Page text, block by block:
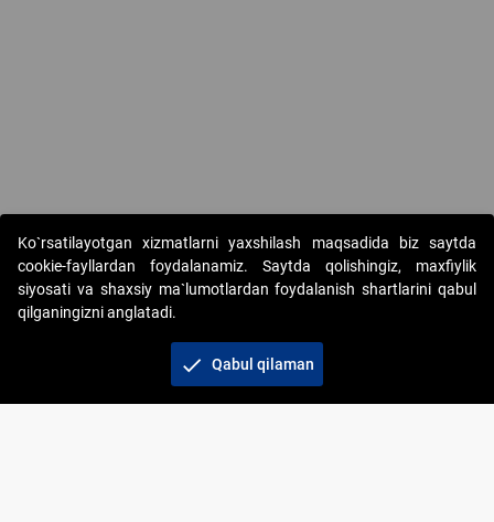
Copyright © 2017-2026. "Elektron onlayn-auksionlarni
tashkil etish" AJ. Barcha huquqlar himoyalangan
Ko`rsatilayotgan xizmatlarni yaxshilash maqsadida biz saytda
cookie-fayllardan foydalanamiz. Saytda qolishingiz, maxfiylik
siyosati va shaxsiy ma`lumotlardan foydalanish shartlarini qabul
qilganingizni anglatadi.
check Qabul qilaman